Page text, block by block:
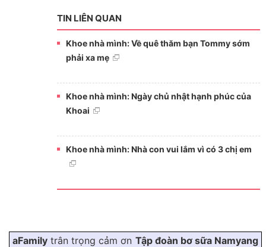
TIN LIÊN QUAN
Khoe nhà mình: Về quê thăm bạn Tommy sớm
phải xa mẹ
Khoe nhà mình: Ngày chủ nhật hạnh phúc của
Khoai
Khoe nhà mình: Nhà con vui lắm vì có 3 chị em
aFamily trân trọng cảm ơn Tập đoàn bơ sữa Namyang